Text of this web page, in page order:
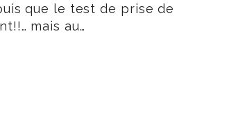
que le test de prise de
mais au…